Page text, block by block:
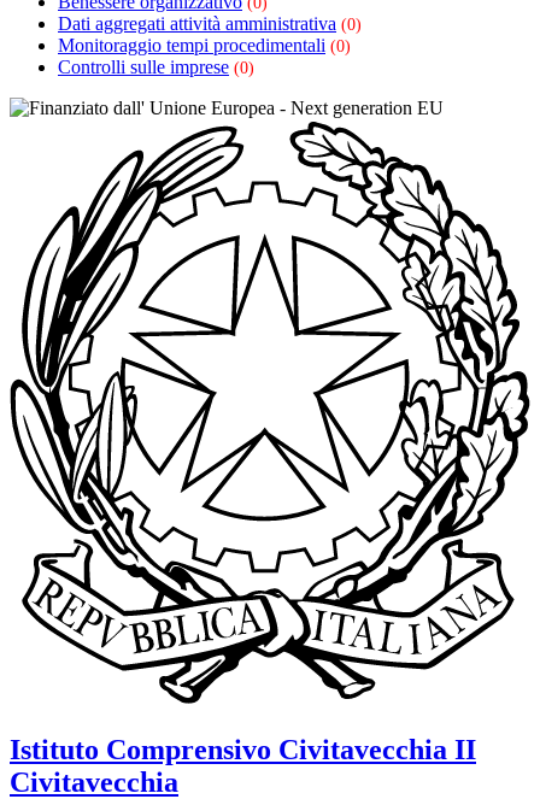
Dati aggregati attività amministrativa (0)
Monitoraggio tempi procedimentali (0)
Controlli sulle imprese (0)
Istituto Comprensivo Civitavecchia II
Civitavecchia